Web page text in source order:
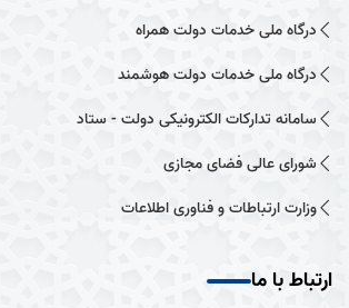
درگاه ملی خدمات دولت همراه
درگاه ملی خدمات دولت هوشمند
سامانه تدارکات الکترونیکی دولت - ستاد
شورای عالی فضای مجازی
وزارت ارتباطات و فناوری اطلاعات
ارتباط با ما